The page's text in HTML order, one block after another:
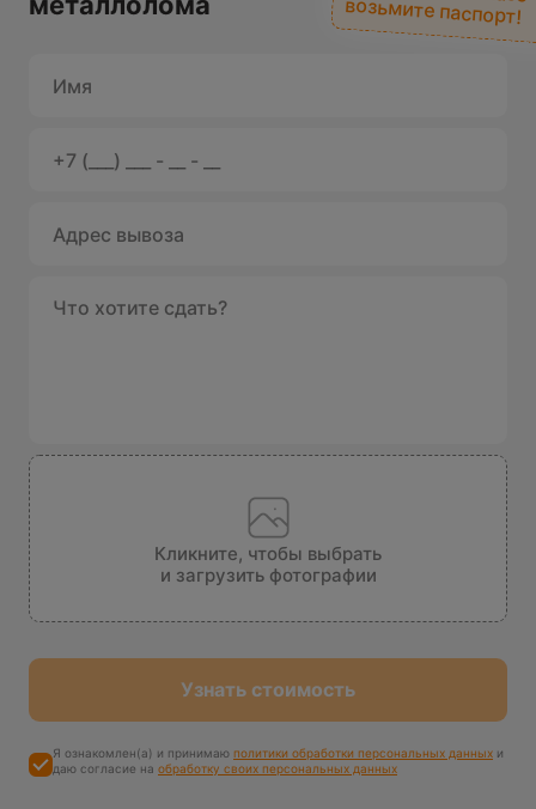
возьмите паспорт!
Кликните, чтобы выбрать
и загрузить фотографии
Узнать стоимость
Я ознакомлен(а) и принимаю политики обработки персональных данных и
даю согласие на обработку своих персональных данных